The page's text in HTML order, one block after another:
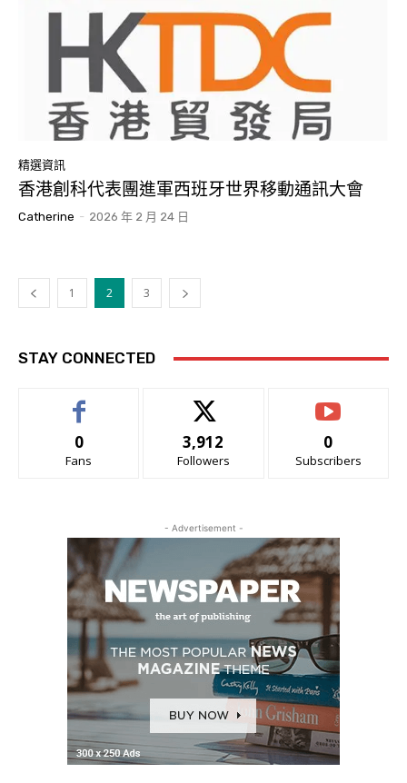
精選資訊
香港創科代表團進軍西班牙世界移動通訊大會
Catherine - 2026 年 2 月 24 日
1 2 3
STAY CONNECTED
0
Fans
3,912
Followers
0
Subscribers
- Advertisement -